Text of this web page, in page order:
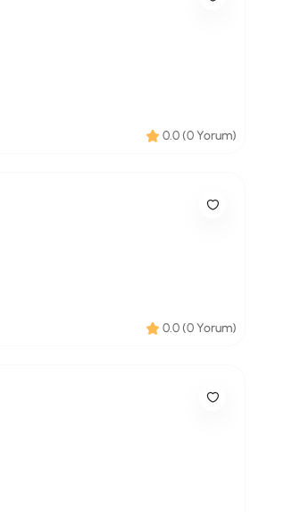
0.0 (0 Yorum)
0.0 (0 Yorum)